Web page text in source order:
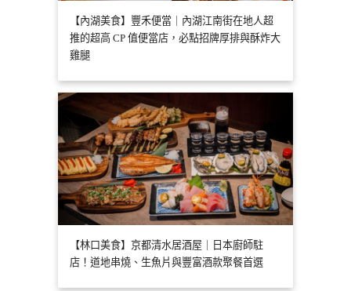
【內湖美食】豐禾便當｜內湖江南街在地人超
推的超高 CP 值便當店，必點招牌厚排與酥炸大
雞腿
【林口美食】京都清水居酒屋｜日本廚師駐
店！道地串燒、生魚片與豐富酒款聚餐首選